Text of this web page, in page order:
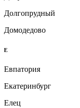
Долгопрудный
Домодедово
Е
Евпатория
Екатеринбург
Елец